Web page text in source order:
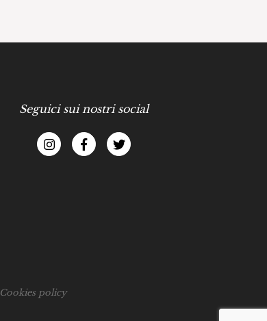
Seguici sui nostri social
Cookies policy